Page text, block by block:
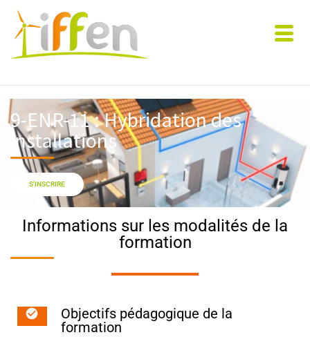
9-ENR-11 : Hybridation des
installations​
S'INSCRIRE
Informations sur les modalités de la
formation
Objectifs pédagogique de la
formation